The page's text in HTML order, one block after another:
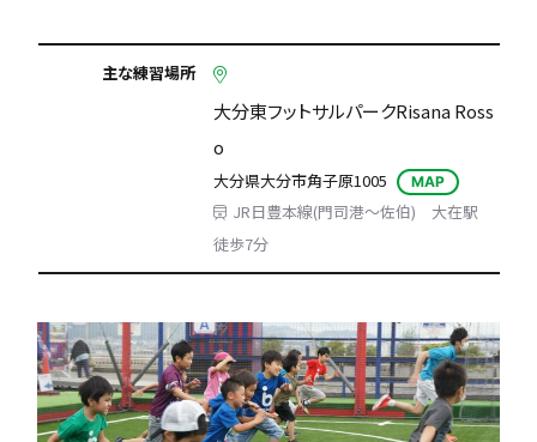
主な練習場所
大分東フットサルパークRisana Ross
o
大分県大分市角子原1005 MAP
JR日豊本線(門司港～佐伯) 大在駅
徒歩7分